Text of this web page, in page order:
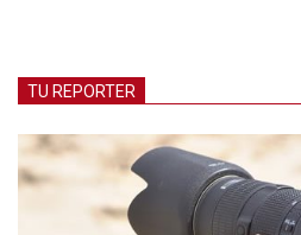
TU REPORTER